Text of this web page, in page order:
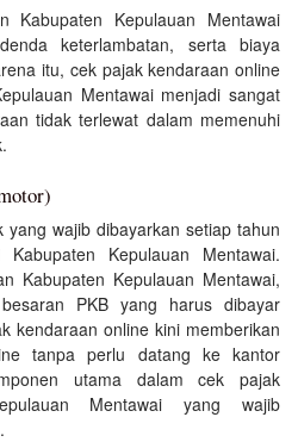
Kabupaten Kepulauan Mentawai
keterlambatan, serta biaya
itu, cek pajak kendaraan online
Mentawai menjadi sangat
tidak terlewat dalam memenuhi
yang wajib dibayarkan setiap tahun
Kepulauan Mentawai.
Kabupaten Kepulauan Mentawai,
PKB yang harus dibayar
kendaraan online kini memberikan
tanpa perlu datang ke kantor
utama dalam cek pajak
Mentawai yang wajib